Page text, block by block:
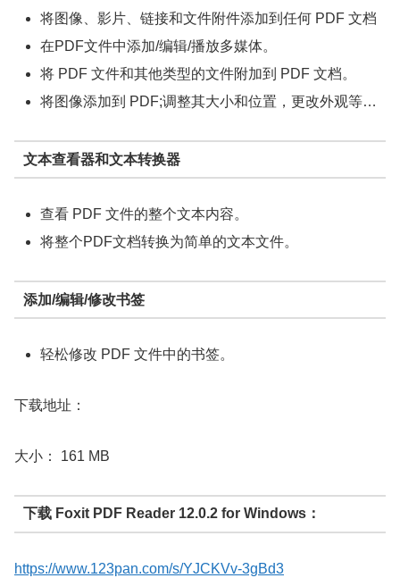
将图像、影片、链接和文件附件添加到任何 PDF 文档
在PDF文件中添加/编辑/播放多媒体。
将 PDF 文件和其他类型的文件附加到 PDF 文档。
将图像添加到 PDF;调整其大小和位置，更改外观等…
文本查看器和文本转换器
查看 PDF 文件的整个文本内容。
将整个PDF文档转换为简单的文本文件。
添加/编辑/修改书签
轻松修改 PDF 文件中的书签。
下载地址：
大小： 161 MB
下载 Foxit PDF Reader 12.0.2 for Windows：
https://www.123pan.com/s/YJCKVv-3gBd3